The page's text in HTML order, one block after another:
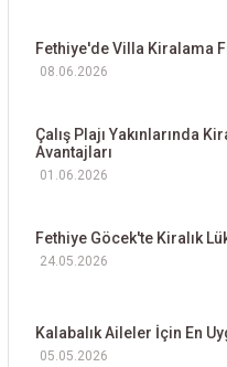
Fethiye'de Villa Kiralama
08.06.2026
Çalış Plajı Yakınlarında
Avantajları
01.06.2026
Fethiye Göcek'te Kiralık
24.05.2026
Kalabalık Aileler İçin En
05.05.2026